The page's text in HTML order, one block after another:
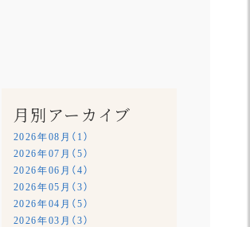
月別アーカイブ
2026年08月（1）
2026年07月（5）
2026年06月（4）
2026年05月（3）
2026年04月（5）
2026年03月（3）